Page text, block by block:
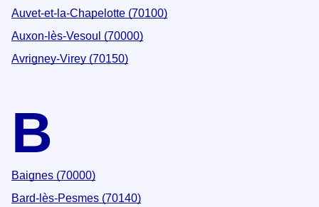
Auvet-et-la-Chapelotte (70100)
Auxon-lès-Vesoul (70000)
Avrigney-Virey (70150)
B
Baignes (70000)
Bard-lès-Pesmes (70140)